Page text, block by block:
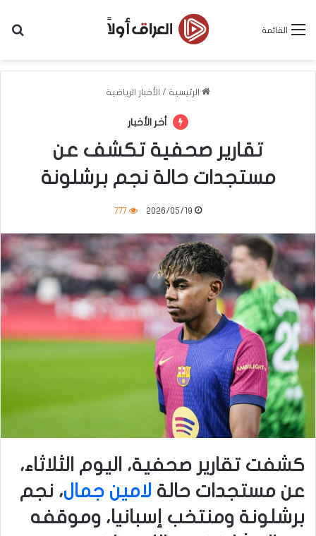
القائمة
الرئيسية / الأخبار الرياضية
أخر الأخبار
تقارير صحفية تكشف عن
مستجدات حالة نجم برشلونة
2026/05/19
777
كشفت تقارير صحفية، اليوم الثلاثاء،
عن مستجدات حالة لامين جمال، نجم
برشلونة ومنتخب إسبانيا، وموقفه